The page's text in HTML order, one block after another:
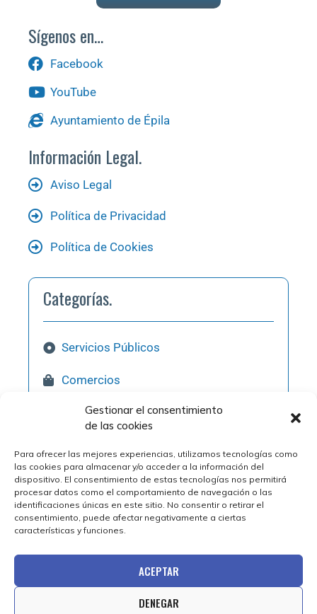
Gestionar el consentimiento
de las cookies
Para ofrecer las mejores experiencias, utilizamos tecnologías como
las cookies para almacenar y/o acceder a la información del
dispositivo. El consentimiento de estas tecnologías nos permitirá
procesar datos como el comportamiento de navegación o las
identificaciones únicas en este sitio. No consentir o retirar el
consentimiento, puede afectar negativamente a ciertas
características y funciones.
ACEPTAR
DENEGAR
Sígenos en…
Facebook
YouTube
Ayuntamiento de Épila
Información Legal.
Aviso Legal
Política de Privacidad
Política de Cookies
Categorías.
Servicios Públicos
Comercios
Hostelería
Qué Visitar